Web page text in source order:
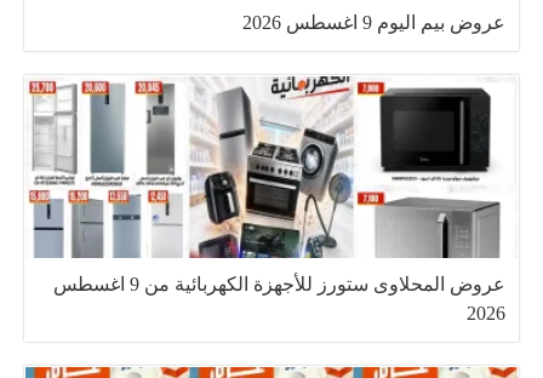
عروض بيم اليوم 9 اغسطس 2026
عروض المحلاوى ستورز للأجهزة الكهربائية من 9 اغسطس
2026